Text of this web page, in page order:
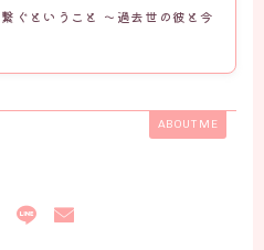
ぐということ 〜過去世の彼と今
ABOUT ME